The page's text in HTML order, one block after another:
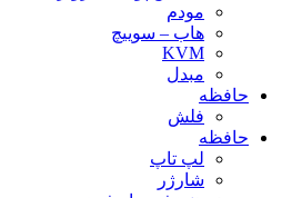
مودم
هاب – سوییچ
KVM
مبدل
حافظه
فلش
حافظه
لپ تاپ
شارژر